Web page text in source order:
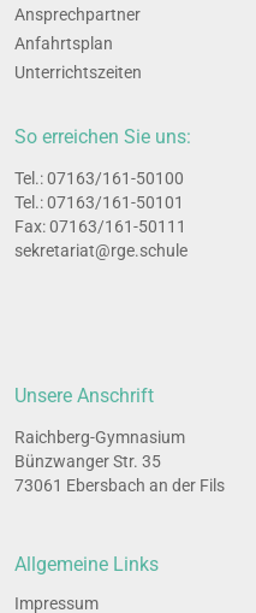
Ansprech­part­ner
Anfahrts­plan
Unter­richts­zei­ten
So erreichen Sie uns:
Tel.: 07163/161-50100
Tel.: 07163/161-50101
Fax: 07163/161-50111
sekretariat@rge.schule
Unsere Anschrift
Raichberg-Gymnasium
Bünzwanger Str. 35
73061 Ebersbach an der Fils
All­ge­mei­ne Links
Impres­sum